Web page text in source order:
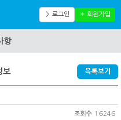
＞ 로그인 ＋ 회원가입
항
보 목록보기
조회수 16246